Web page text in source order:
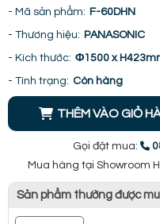
- Mã sản phẩm: F-60DHN
- Thương hiệu: PANASONIC
- Kích thước: Φ1500 x
- Tình trạng: Còn hàng
THÊM VÀO GIỎ
Gọi đặt mua:
Mua hàng tại Showroom
Sản phẩm thường được